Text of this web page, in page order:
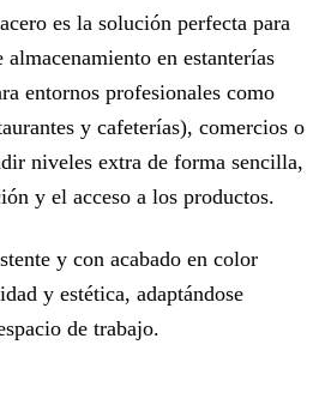
es la solución perfecta para
en estanterías
entornos profesionales como
y cafeterías), comercios o
niveles extra de forma sencilla,
y el acceso a los productos.
y con acabado en color
y estética, adaptándose
de trabajo.